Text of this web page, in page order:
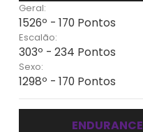
Geral:
1526º - 170 Pontos
Escalão:
303º - 234 Pontos
Sexo:
1298º - 170 Pontos
ENDURANCE